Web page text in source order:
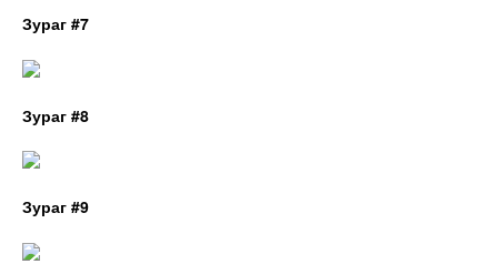
Зураг #7
Зураг #8
Зураг #9